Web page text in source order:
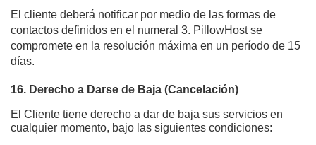
El cliente deberá notificar por medio de las formas de
contactos definidos en el numeral 3. PillowHost se
compromete en la resolución máxima en un período de 15
días.
16. Derecho a Darse de Baja (Cancelación)
El Cliente tiene derecho a dar de baja sus servicios en
cualquier momento, bajo las siguientes condiciones: